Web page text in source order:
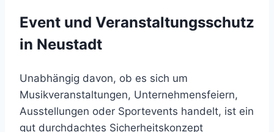
Event und Veranstaltungsschutz
in Neustadt
Unabhängig davon, ob es sich um
Musikveranstaltungen, Unternehmensfeiern,
Ausstellungen oder Sportevents handelt, ist ein
gut durchdachtes Sicherheitskonzept